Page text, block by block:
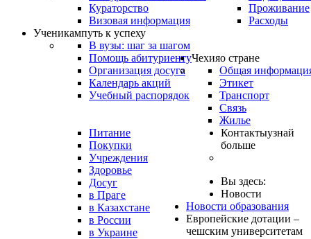
Кураторство
Визовая информация
Проживание
Расходы
Ученикампуть к успеху
В вузы: шаг за шагом
Помощь абитуриенту
Организация досуга
Календарь акций
Учебный распорядок
Чехияо стране
Общая
Этикет
Транспорт
Связь
Жилье
Питание
Покупки
Учреждения
Здоровье
Досуг
Контактыузнай
больше
в Праге
в Казахстане
в России
в Украине
Вы здесь:
Новости
Новости образования
Европейские дотации –
чешским университетам